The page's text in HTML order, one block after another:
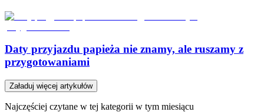
Daty przyjazdu papieża nie znamy, ale ruszamy z
przygotowaniami
Załaduj więcej artykułów
Najczęściej czytane w tej kategorii w tym miesiącu